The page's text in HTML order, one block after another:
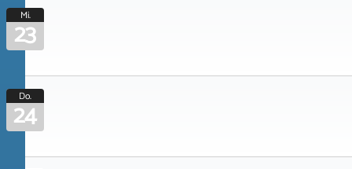
Mi.
23
Do.
24